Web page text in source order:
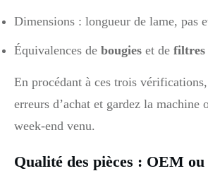
Dimensions : longueur de lame, pas
Équivalences de bougies et de filtres
En procédant à ces trois
erreurs d’achat et gardez la machine
week‑end venu.
Qualité des pièces : OEM